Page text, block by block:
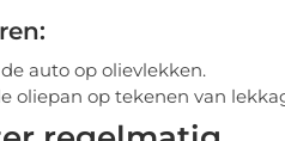
auto op olievlekken.
oliepan op tekenen van